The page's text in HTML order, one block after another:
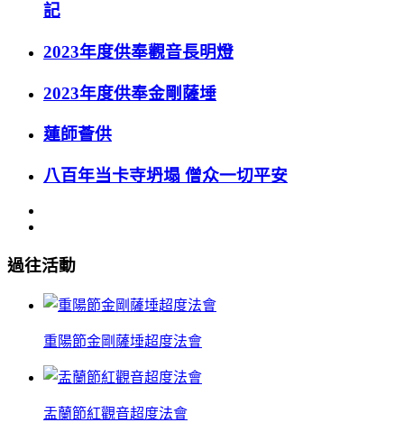
記
2023年度供奉觀音長明燈
2023年度供奉金剛薩埵
蓮師薈供
八百年当卡寺坍塌 僧众一切平安
過往活動
重陽節金剛薩埵超度法會
盂蘭節紅觀音超度法會